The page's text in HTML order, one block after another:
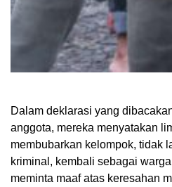
Dalam deklarasi yang
anggota, mereka menyatakan
membubarkan kelompok, tidak
kriminal, kembali sebagai
meminta maaf atas keresahan